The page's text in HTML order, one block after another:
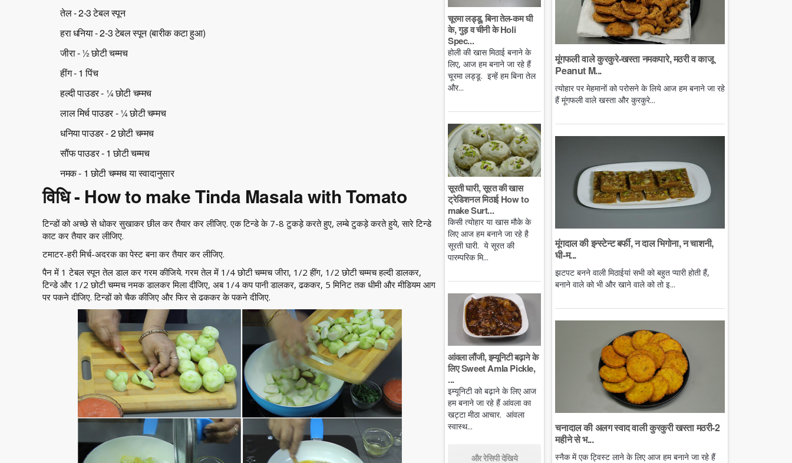
तेल - 2-3 टेबल स्पून
हरा धनिया - 2-3 टेबल स्पून (बारीक कटा हुआ)
जीरा - ½ छोटी चम्मच
हींग - 1 पिंच
हल्दी पाउडर - ¼ छोटी चम्मच
लाल मिर्च पाउडर - ¼ छोटी चम्मच
धनिया पाउडर - 2 छोटी चम्मच
सौंफ पाउडर - 1 छोटी चम्मच
नमक - 1 छोटी चम्मच या स्वादानुसार
विधि - How to make Tinda Masala with Tomato
टिन्डों को अच्छे से धोकर सुखाकर छील कर तैयार कर लीजिए. एक टिन्डे के 7-8 टुकड़े करते हुए, लम्बे टुकड़े करते हुये, सारे टिन्डे
काट कर तैयार कर लीजिए.
टमाटर-हरी मिर्च-अदरक का पेस्ट बना कर तैयार कर लीजिए.
पैन में 1 टेबल स्पून तेल डाल कर गरम कीजिये. गरम तेल में 1/4 छोटी चम्मच जीरा, 1/2 हींग, 1/2 छोटी चम्मच हल्दी डालकर,
टिन्डे और 1/2 छोटी चम्मच नमक डालकर मिला दीजिए, अब 1/4 कप पानी डालकर, ढककर, 5 मिनिट तक धीमी और मीडियम आग
पर पकने दीजिए. टिन्डों को चैक कीजिए और फिर से ढककर के पकने दीजिए.
चूरमा लड्डू, बिना तेल-कम घी
के, गुड़ व चीनी के Holi
Spec...
होली की खास मिठाई बनाने के
लिए, आज हम बनाने जा रहे हैं
चूरमा लड्डू. इन्हें हम बिना तेल
और...
सूरती घारी, सूरत की खास
ट्रेडिशनल मिठाई How to
make Surt...
किसी त्योहार या खास मौके के
लिए आज हम बनाने जा रहे है
सूरती घारी. ये सूरत की
पारम्परिक मि...
आंवला लौंजी, इम्यूनिटी बढ़ाने के
लिए Sweet Amla Pickle,
...
इम्यूनिटी को बढ़ाने के लिए आज
हम बनाने जा रहे हैं आंवला का
खट्टा मीठा आचार. आंवला
स्वास्थ...
और रेसिपी देखिये
मूंगफली वाले कुरकुरे-खस्ता नमकपारे, मठरी व काजू
Peanut M...
त्योहार पर मेहमानों को परोसने के लिये आज हम बनाने जा रहे
हैं मूंगफली वाले खस्ता और कुरकुरे...
मूंगदाल की इन्स्टेन्ट बर्फी, न दाल भिगोना, न चाशनी,
घी-म...
झटपट बनने वाली मिठाईयां सभी को बहुत प्यारी होती हैं,
बनाने वाले को भी और खाने वाले को तो इ...
चनादाल की अलग स्वाद वाली कुरकुरी खस्ता मठरी-2
महीने से भ...
स्नैक में एक ट्विस्ट लाने के लिए आज हम बनाने जा रहे हैं